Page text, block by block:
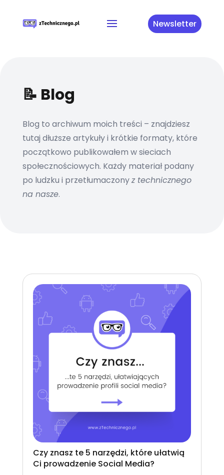
Newsletter
📝 Blog
Blog to archiwum moich treści – znajdziesz
tutaj dłuższe artykuły i krótkie formaty, które
początkowo publikowałem w sieciach
społecznościowych. Każdy materiał podany
po ludzku i przetłumaczonyz technicznego
na nasze.
Czy znasz te 5 narzędzi, które ułatwią
Ci prowadzenie Social Media?